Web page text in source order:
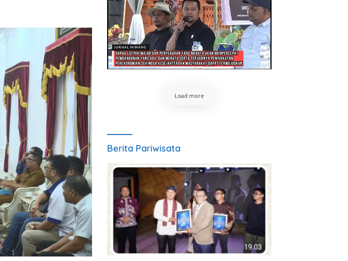
Load more
Berita Pariwisata